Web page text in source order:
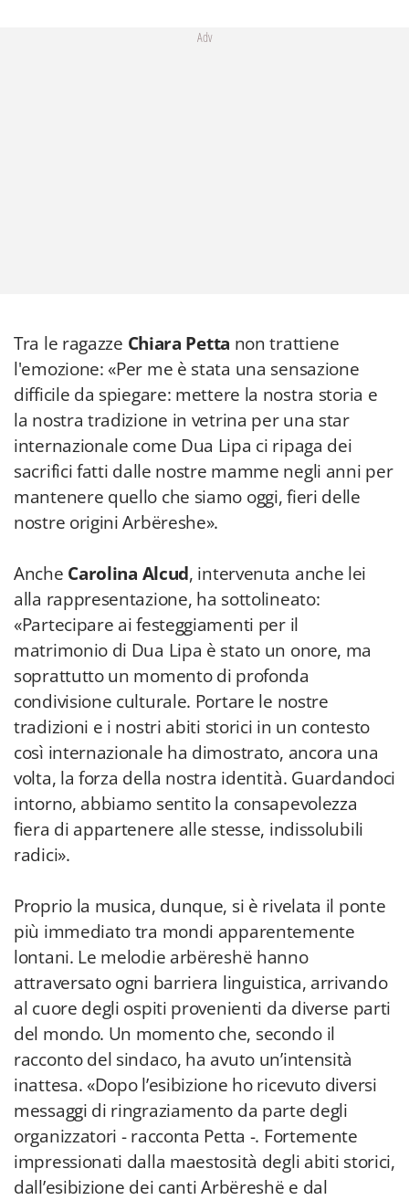
Adv
Tra le ragazze Chiara Petta non trattiene
l'emozione: «Per me è stata una sensazione
difficile da spiegare: mettere la nostra storia e
la nostra tradizione in vetrina per una star
internazionale come Dua Lipa ci ripaga dei
sacrifici fatti dalle nostre mamme negli anni per
mantenere quello che siamo oggi, fieri delle
nostre origini Arbëreshe».
Anche Carolina Alcud, intervenuta anche lei
alla rappresentazione, ha sottolineato:
«Partecipare ai festeggiamenti per il
matrimonio di Dua Lipa è stato un onore, ma
soprattutto un momento di profonda
condivisione culturale. Portare le nostre
tradizioni e i nostri abiti storici in un contesto
così internazionale ha dimostrato, ancora una
volta, la forza della nostra identità. Guardandoci
intorno, abbiamo sentito la consapevolezza
fiera di appartenere alle stesse, indissolubili
radici».
Proprio la musica, dunque, si è rivelata il ponte
più immediato tra mondi apparentemente
lontani. Le melodie arbëreshë hanno
attraversato ogni barriera linguistica, arrivando
al cuore degli ospiti provenienti da diverse parti
del mondo. Un momento che, secondo il
racconto del sindaco, ha avuto un’intensità
inattesa. «Dopo l’esibizione ho ricevuto diversi
messaggi di ringraziamento da parte degli
organizzatori - racconta Petta -. Fortemente
impressionati dalla maestosità degli abiti storici,
dall’esibizione dei canti Arbëreshë e dal